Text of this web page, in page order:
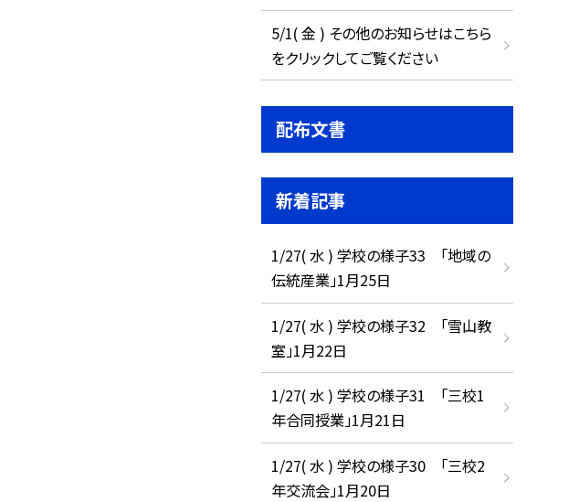
5/1( 金 ) その他のお知らせはこちら
をクリックしてご覧ください
配布文書
新着記事
1/27( 水 ) 学校の様子33 「地域の
伝統産業」1月25日
1/27( 水 ) 学校の様子32 「雪山教
室」1月22日
1/27( 水 ) 学校の様子31 「三校1
年合同授業」1月21日
1/27( 水 ) 学校の様子30 「三校2
年交流会」1月20日